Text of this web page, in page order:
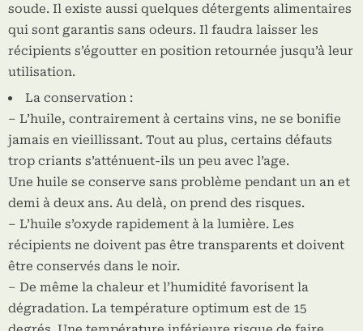
soude. Il existe aussi quelques détergents alimentaires
qui sont garantis sans odeurs. Il faudra laisser les
récipients s’égoutter en position retournée jusqu’à leur
utilisation.
La conservation :
– L’huile, contrairement à certains vins, ne se bonifie
jamais en vieillissant. Tout au plus, certains défauts
trop criants s’atténuent-ils un peu avec l’age.
Une huile se conserve sans problème pendant un an et
demi à deux ans. Au delà, on prend des risques.
– L’huile s’oxyde rapidement à la lumière. Les
récipients ne doivent pas être transparents et doivent
être conservés dans le noir.
– De même la chaleur et l’humidité favorisent la
dégradation. La température optimum est de 15